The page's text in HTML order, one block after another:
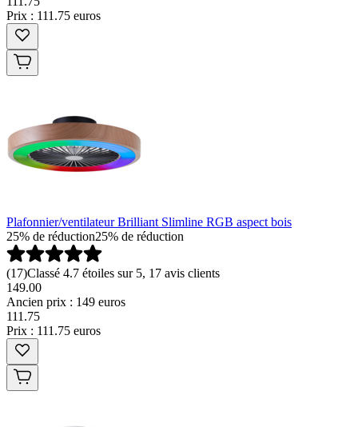
Prix : 111.75 euros
Plafonnier/ventilateur Brilliant Slimline RGB aspect bois
25% de réduction25% de réduction
(17)Classé 4.7 étoiles sur 5, 17 avis clients
149.00
Ancien prix : 149 euros
111 .75
Prix : 111.75 euros